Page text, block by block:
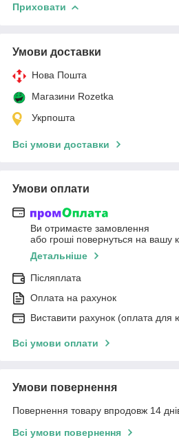
Приховати
Умови доставки
Нова Пошта
Магазини Rozetka
Укрпошта
Всі умови доставки
Умови оплати
Ви отримаєте замовлення
або гроші повернуться на вашу
Детальніше
Післяплата
Оплата на рахунок
Виставити рахунок (оплата для
Всі умови оплати
Умови повернення
Повернення товару впродовж 14
Всі умови повернення